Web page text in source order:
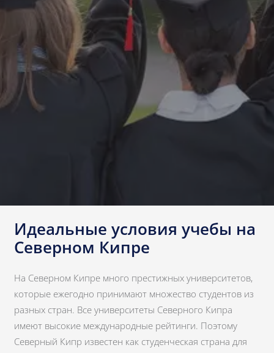
Идеальные условия учебы на
Северном Кипре
На Северном Кипре много престижных университетов,
которые ежегодно принимают множество студентов из
разных стран. Все университеты Северного Кипра
имеют высокие международные рейтинги. Поэтому
Северный Кипр известен как студенческая страна для